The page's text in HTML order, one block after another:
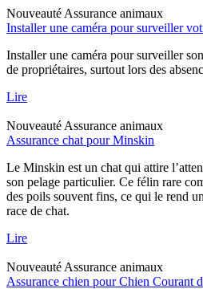
Nouveauté Assurance animaux
Installer une caméra pour surveiller
Installer une caméra pour surveiller
de propriétaires, surtout lors des
Lire
Nouveauté Assurance animaux
Assurance chat pour Minskin
Le Minskin est un chat qui attire
son pelage particulier. Ce félin rare
des poils souvent fins, ce qui le rend
race de chat.
Lire
Nouveauté Assurance animaux
Assurance chien pour Chien Courant